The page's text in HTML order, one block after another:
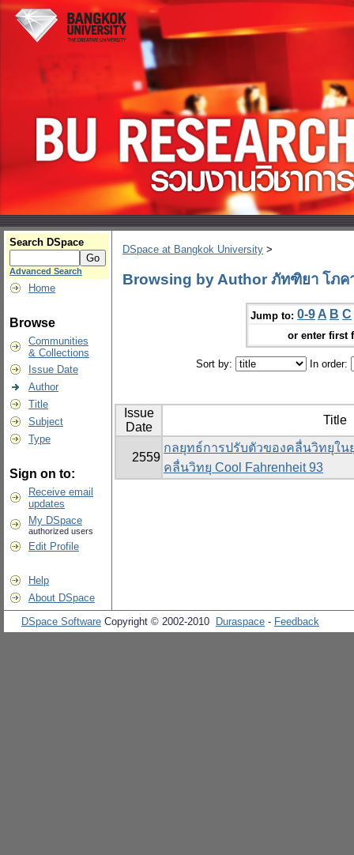
Search DSpace
Advanced Search
Home
Browse
Communities
& Collections
Issue Date
Author
Title
Subject
Type
Sign on to:
Receive email
updates
My DSpace
authorized users
Edit Profile
Help
About DSpace
DSpace at Bangkok University >
Browsing by Author ภัทฑิยา โภค
Jump to: 0-9 A B C
or enter first
Sort by: In order:
Issue
Date
Title
2559
กลยุทธ์การปรับตัวของคลื่นวิทยุใ
คลื่นวิทยุ Cool Fahrenheit 93
DSpace Software Copyright © 2002-2010 Duraspace - Feedback